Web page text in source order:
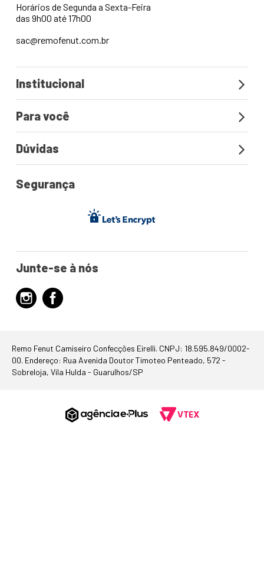
Horários de Segunda a Sexta-Feira
das 9h00 até 17h00
sac@remofenut.com.br
Institucional
Para você
Dúvidas
Segurança
Junte-se à nós
Remo Fenut Camiseiro Confecções Eirelli. CNPJ: 18.595.849/0002-
00. Endereço: Rua Avenida Doutor Timoteo Penteado, 572 -
Sobreloja, Vila Hulda - Guarulhos/SP